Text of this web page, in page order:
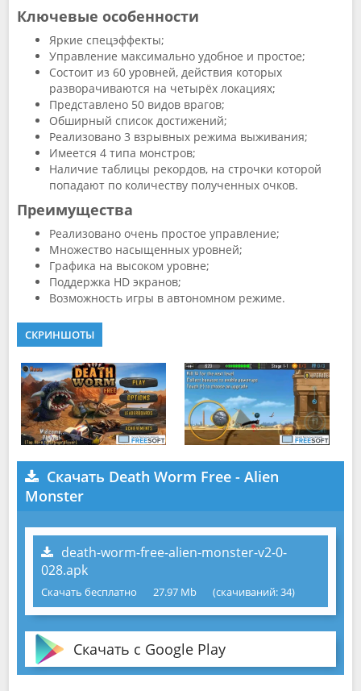
Ключевые особенности
Яркие спецэффекты;
Управление максимально удобное и простое;
Состоит из 60 уровней, действия которых
разворачиваются на четырёх локациях;
Представлено 50 видов врагов;
Обширный список достижений;
Реализовано 3 взрывных режима выживания;
Имеется 4 типа монстров;
Наличие таблицы рекордов, на строчки которой
попадают по количеству полученных очков.
Преимущества
Реализовано очень простое управление;
Множество насыщенных уровней;
Графика на высоком уровне;
Поддержка HD экранов;
Возможность игры в автономном режиме.
СКРИНШОТЫ
Скачать Death Worm Free - Alien
Monster
death-worm-free-alien-monster-v2-0-
028.apk
Скачать бесплатно 27.97 Mb (cкачиваний: 34)
Скачать с Google Play